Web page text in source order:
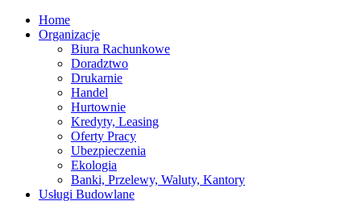
Home
Organizacje
Biura Rachunkowe
Doradztwo
Drukarnie
Handel
Hurtownie
Kredyty, Leasing
Oferty Pracy
Ubezpieczenia
Ekologia
Banki, Przelewy, Waluty, Kantory
Usługi Budowlane